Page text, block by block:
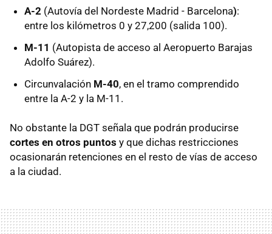
A-2 (Autovía del Nordeste Madrid - Barcelona):
entre los kilómetros 0 y 27,200 (salida 100).
M-11 (Autopista de acceso al Aeropuerto Barajas
Adolfo Suárez).
Circunvalación M-40, en el tramo comprendido
entre la A-2 y la M-11.
No obstante la DGT señala que podrán producirse
cortes en otros puntos y que dichas restricciones
ocasionarán retenciones en el resto de vías de acceso
a la ciudad.